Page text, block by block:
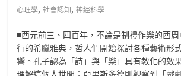
心理學,社會認知 ,神經科學
■西元前三、四百年，不論是制禮作樂的西
行的希臘雅典，哲人們開始探討各種藝術形
響。孔子認為「詩」與「樂」具有教化的效